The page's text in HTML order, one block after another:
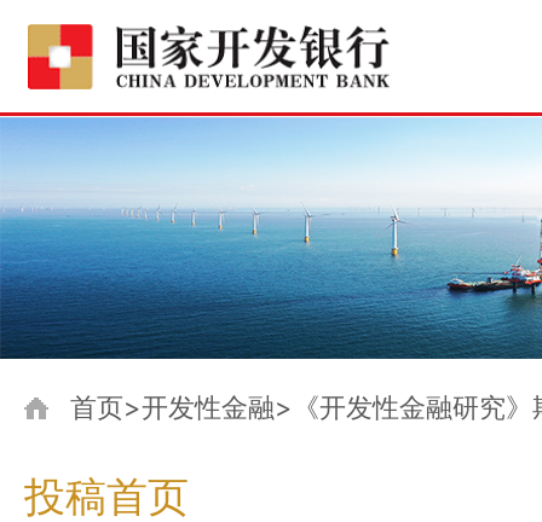
首页>开发性金融>《开发性金融研究
投稿首页